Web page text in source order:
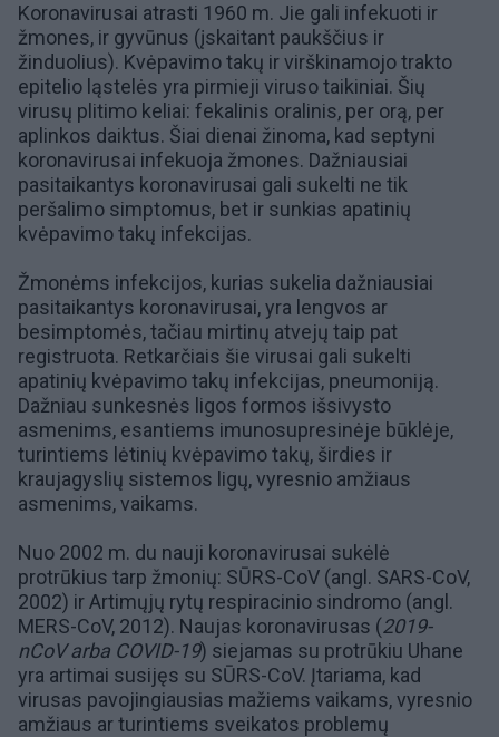
Koronavirusai atrasti 1960 m. Jie gali infekuoti ir
žmones, ir gyvūnus (įskaitant paukščius ir
žinduolius). Kvėpavimo takų ir virškinamojo trakto
epitelio ląstelės yra pirmieji viruso taikiniai. Šių
virusų plitimo keliai: fekalinis oralinis, per orą, per
aplinkos daiktus. Šiai dienai žinoma, kad septyni
koronavirusai infekuoja žmones. Dažniausiai
pasitaikantys koronavirusai gali sukelti ne tik
peršalimo simptomus, bet ir sunkias apatinių
kvėpavimo takų infekcijas.
Žmonėms infekcijos, kurias sukelia dažniausiai
pasitaikantys koronavirusai, yra lengvos ar
besimptomės, tačiau mirtinų atvejų taip pat
registruota. Retkarčiais šie virusai gali sukelti
apatinių kvėpavimo takų infekcijas, pneumoniją.
Dažniau sunkesnės ligos formos išsivysto
asmenims, esantiems imunosupresinėje būklėje,
turintiems lėtinių kvėpavimo takų, širdies ir
kraujagyslių sistemos ligų, vyresnio amžiaus
asmenims, vaikams.
Nuo 2002 m. du nauji koronavirusai sukėlė
protrūkius tarp žmonių: SŪRS-CoV (angl. SARS-CoV,
2002) irArtimųjų rytų respiracinio sindromo (angl.
MERS-CoV, 2012). Naujas koronavirusas (2019-
nCoV arba COVID-19) siejamas su protrūkiu Uhane
yra artimai susijęs su SŪRS-CoV. Įtariama, kad
virusas pavojingiausias mažiems vaikams, vyresnio
amžiaus ar turintiems sveikatos problemų